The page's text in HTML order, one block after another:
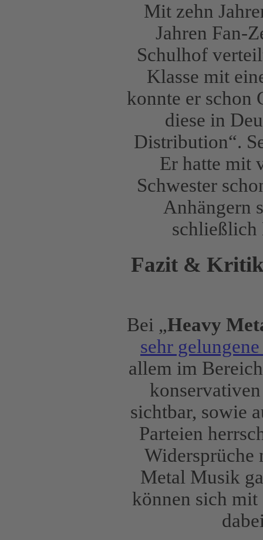
Mit zehn
Jahren Fan-
Schulhof
Klasse mit
konnte er schon
diese in
Distribution“.
Er hatte mit
Schwester
Anhängern
schließlich
Fazit &
Bei „Heavy
sehr
allem im
sichtbar, sowie
Parteien
Widersprüche
Metal Musik
können sich